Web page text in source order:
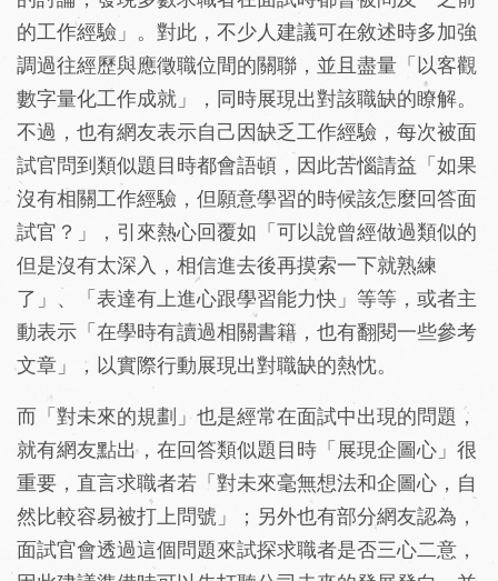
的工作經驗」。對此，不少人建議可在敘述時多加強
調過往經歷與應徵職位間的關聯，並且盡量「以客觀
數字量化工作成就」，同時展現出對該職缺的瞭解。
不過，也有網友表示自己因缺乏工作經驗，每次被面
試官問到類似題目時都會語頓，因此苦惱請益「如果
沒有相關工作經驗，但願意學習的時候該怎麼回答面
試官？」，引來熱心回覆如「可以說曾經做過類似的
但是沒有太深入，相信進去後再摸索一下就熟練
了」、「表達有上進心跟學習能力快」等等，或者主
動表示「在學時有讀過相關書籍，也有翻閱一些參考
文章」，以實際行動展現出對職缺的熱忱。
而「對未來的規劃」也是經常在面試中出現的問題，
就有網友點出，在回答類似題目時「展現企圖心」很
重要，直言求職者若「對未來毫無想法和企圖心，自
然比較容易被打上問號」；另外也有部分網友認為，
面試官會透過這個問題來試探求職者是否三心二意，